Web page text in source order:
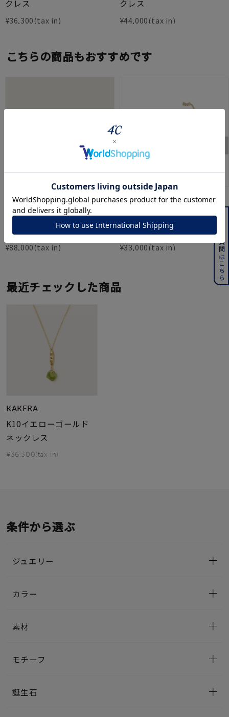
クレス
¥36,300
クレス
¥44,000
こちらの商品もおすすめです
KAKERA
K10イエローゴールド リン
¥88,000
４℃
K10イエローゴールド ピア
ス
¥33,000
最近チェックした商品
KAKERA
K10イエローゴールド
ネックレス
¥36,300(tax in)
条件から選ぶ
ジュエリー
カラー
素材
モチーフ
誕生石
よくある質問はこちら